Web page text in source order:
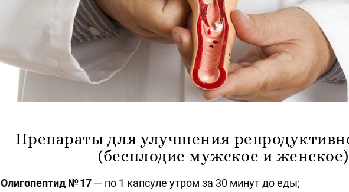
Препараты для улучшения
(бесплодие мужское и
Олигопептид № 17— по 1 капсуле утром за 30 минут до еды;